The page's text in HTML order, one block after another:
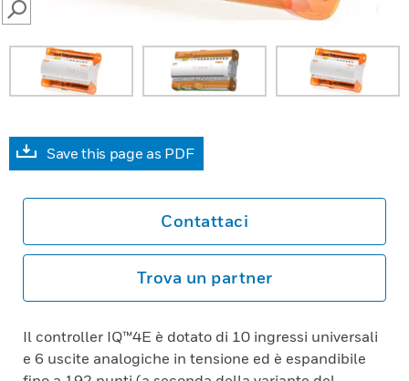
SEARCH
Save this page as PDF
Contattaci
Trova un partner
Il controller IQ™4E è dotato di 10 ingressi universali
e 6 uscite analogiche in tensione ed è espandibile